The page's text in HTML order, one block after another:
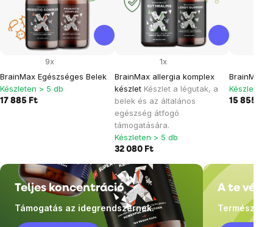
BrainMax Egészséges Belek
9x
Készleten > 5 db
17 885 Ft
BrainMax allergia komplex
készlet Készlet a légutak, a
belek és az általános
egészség átfogó
támogatására.
1x
Készleten > 5 db
32 080 Ft
BrainMax
Készleten
15 855 Ft
Teljes koncentráció
Támogatás az idegrendszernek.
A te